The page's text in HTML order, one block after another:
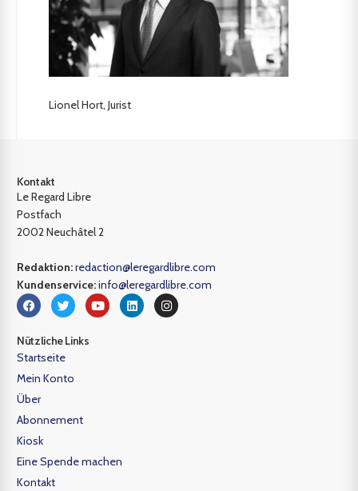
Lionel Hort, Jurist
Kontakt
Le Regard Libre
Postfach
2002 Neuchâtel 2
Redaktion:redaction@leregardlibre.com
Kundenservice:info@leregardlibre.com
Nützliche Links
Startseite
Mein Konto
Über
Abonnement
Kiosk
Eine Spende machen
Kontakt